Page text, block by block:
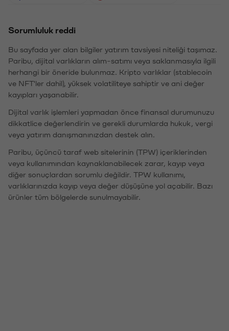
Sorumluluk reddi
Bu sayfada yer alan bilgiler yatırım tavsiyesi niteliği taşımaz.
Paribu, dijital varlıkların alım-satımı veya saklanmasıyla ilgili
herhangi bir öneride bulunmaz. Kripto varlıklar (stablecoin
ve NFT'ler dahil), yüksek volatiliteye sahiptir ve ani değer
kayıpları yaşanabilir.
Dijital varlık işlemleri yapmadan önce finansal durumunuzu
dikkatlice değerlendirin ve gerekli durumlarda hukuk, vergi
veya yatırım danışmanınızdan destek alın.
Paribu, üçüncü taraf web sitelerinin (TPW) içeriklerinden
veya kullanımından kaynaklanabilecek zarar, kayıp veya
diğer sonuçlardan sorumlu değildir. TPW kullanımı,
varlıklarınızda kayıp veya değer düşüşüne yol açabilir. Bazı
ürünler tüm bölgelerde sunulmayabilir.